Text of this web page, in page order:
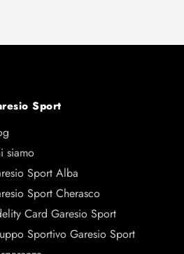
Sport
siamo
Sport Alba
Sport Cherasco
Card Garesio Sport
Sportivo Garesio Sport